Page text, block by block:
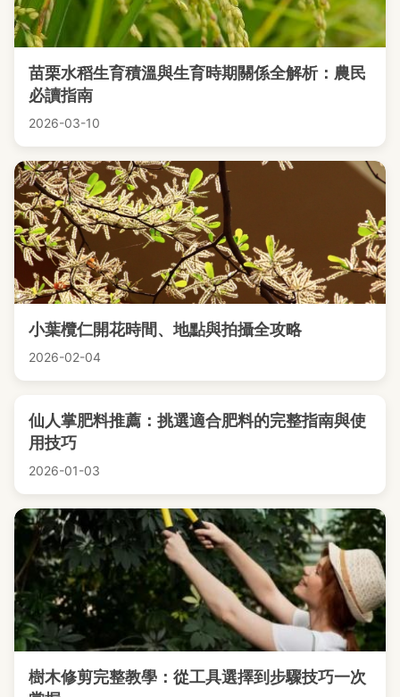
苗栗水稻生育積溫與生育時期關係全解析：農民
必讀指南
2026-03-10
小葉欖仁開花時間、地點與拍攝全攻略
2026-02-04
仙人掌肥料推薦：挑選適合肥料的完整指南與使
用技巧
2026-01-03
樹木修剪完整教學：從工具選擇到步驟技巧一次